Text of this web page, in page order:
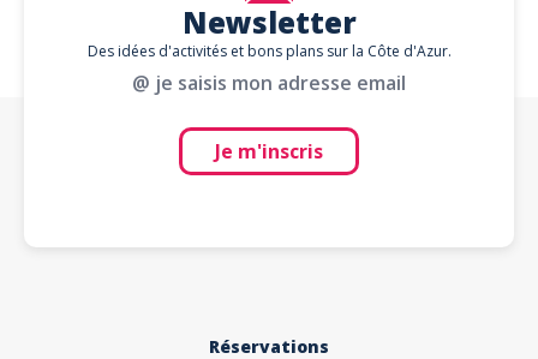
Newsletter
Des idées d'activités et bons plans sur la Côte d'Azur.
@ je saisis mon adresse email
Je m'inscris
Réservations